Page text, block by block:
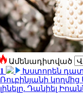
Ամենադիտված
1
Խստորեն
Ռուբինյանի
լինելը. Դանիել